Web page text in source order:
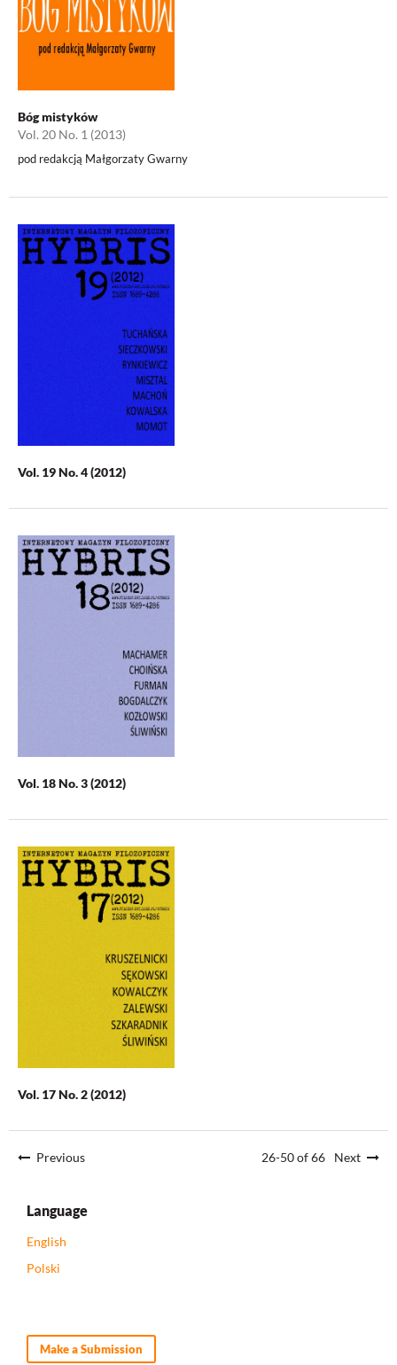
Bóg mistyków
Vol. 20 No. 1 (2013)
pod redakcją Małgorzaty Gwarny
Vol. 19 No. 4 (2012)
Vol. 18 No. 3 (2012)
Vol. 17 No. 2 (2012)
Previous 26-50 of 66 Next
Language
English
Polski
Make a Submission